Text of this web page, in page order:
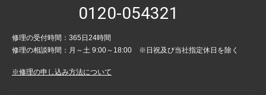
0120-054321
修理の受付時間：365日24時間
修理の相談時間：月～土 9:00～18:00 ※日祝及び当社指定休日を除く
※修理の申し込み方法について